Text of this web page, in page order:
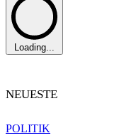
Loading...
NEUESTE
POLITIK